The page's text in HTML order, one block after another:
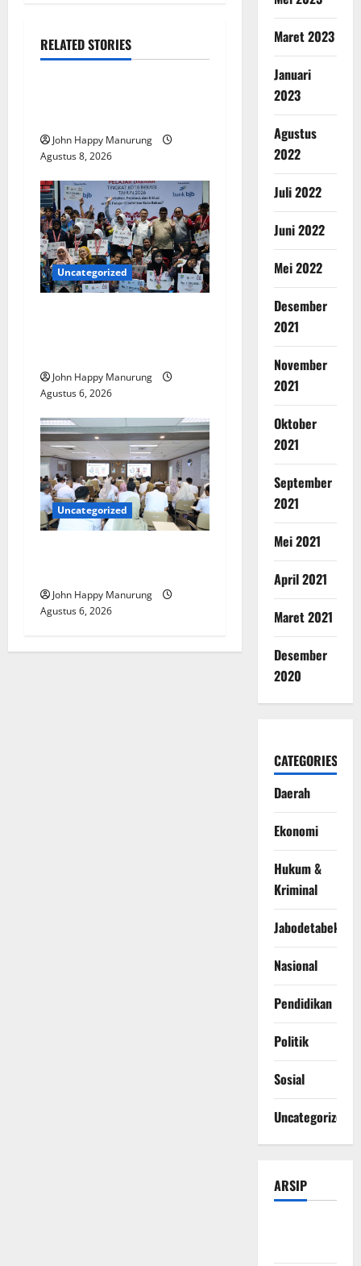
RELATED STORIES
Nasional Uncategorized
John Happy Manurung
Agustus 8, 2026
Uncategorized
John Happy Manurung
Agustus 6, 2026
Uncategorized
John Happy Manurung
Agustus 6, 2026
Maret 2023
Januari
2023
Agustus
2022
Juli 2022
Juni 2022
Mei 2022
Desember
2021
November
2021
Oktober
2021
September
2021
Mei 2021
April 2021
Maret 2021
Desember
2020
CATEGORIES
Daerah
Ekonomi
Hukum &
Kriminal
Jabodetabek
Nasional
Pendidikan
Politik
Sosial
Uncategorized
ARSIP